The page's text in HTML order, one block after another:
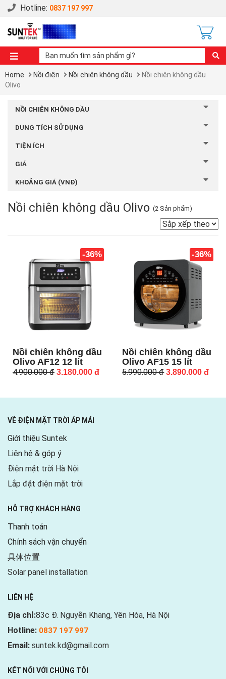
Hotline: 0837 197 997
Home Nồi điện Nồi chiên không dầu
Nồi chiên không dầu
Olivo
NỒI CHIÊN KHÔNG DẦU
DUNG TÍCH SỬ DỤNG
TIỆN ÍCH
GIÁ
KHOẢNG GIÁ (VNĐ)
Nồi chiên không dầu Olivo (2 Sản phẩm)
-36%
Nồi chiên không dầu
Olivo AF12 12 lít
4.900.000đ 3.180.000 đ
-36%
Nồi chiên không dầu
Olivo AF15 15 lít
5.990.000đ 3.890.000đ
VỀ ĐIỆN MẶT TRỜI ÁP MÁI
Giới thiệu Suntek
Liên hệ & góp ý
Điện mặt trời Hà Nội
Lắp đặt điện mặt trời
HỖ TRỢ KHÁCH HÀNG
Thanh toán
Chính sách vận chuyển
具体位置
Solar panel installation
LIÊN HỆ
Địa chỉ:83c Đ. Nguyễn Khang, Yên Hòa, Hà Nội
Hotline: 0837 197 997
Email: suntek.kd@gmail.com
KẾT NỐI VỚI CHÚNG TÔI